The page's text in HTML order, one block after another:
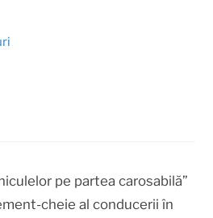
pe partea carosabilă”
cheie al conducerii în